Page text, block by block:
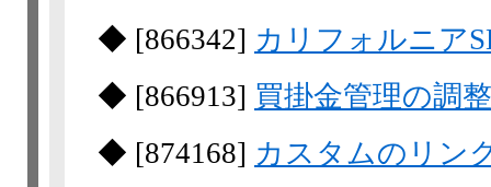
◆ [866342] カリフォルニア
◆ [866913] 買掛金管理の調
◆ [874168] カスタムのリン